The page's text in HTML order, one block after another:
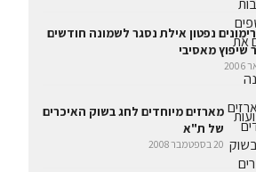
נפטון אילת נסגר לשמונה חודשים
שיפוץ מאסיבי
מארזים מיוחדים לחג בשוק האיכרים
של ת"א
20 בספטמבר 2008